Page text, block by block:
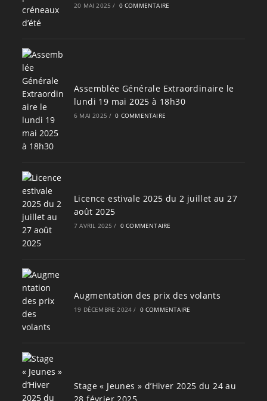
20 MAI 2025 / 0 COMMENTAIRE
Assemblée Générale Extraordinaire le
lundi 19 mai 2025 à 18h30
6 MAI 2025 / 0 COMMENTAIRE
Licence estivale 2025 du 2 juillet au 27
août 2025
7 AVRIL 2025 / 0 COMMENTAIRE
Augmentation des prix des volants
19 DÉCEMBRE 2024 / 0 COMMENTAIRE
Stage « Jeunes » d’Hiver 2025 du 24 au
28 février 2025